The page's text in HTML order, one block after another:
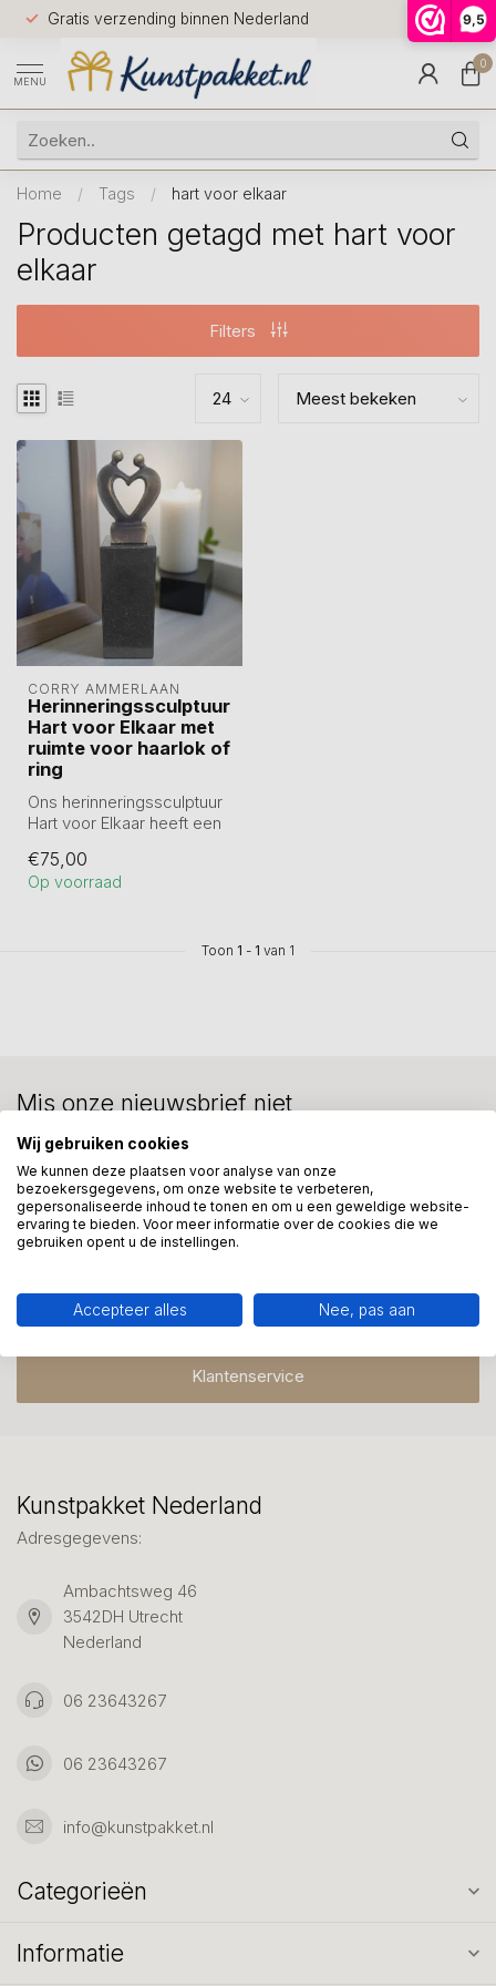
9,5
Gratis verzending binnen Nederland
Voor
huis
9.5
MENU
0
Home / Tags / hart voor elkaar
Producten getagd met hart voor
elkaar
Filters
CORRY AMMERLAAN
Herinneringssculptuur
Hart voor Elkaar met
ruimte voor haarlok of
ring
Ons herinneringssculptuur
Hart voor Elkaar heeft een
he...
€75,00
Op voorraad
Toon 1 - 1 van 1
We helpen graag met uw keuze of geven advies, bel of app
ons 7 dagen per week: 06-23643267
Klantenservice
Mis onze nieuwsbrief niet
Kunstpakket Nederland
Adresgegevens:
Ambachtsweg 46
3542DH Utrecht
Nederland
06 23643267
06 23643267
info@kunstpakket.nl
Categorieën
Informatie
Wij gebruiken cookies
We kunnen deze plaatsen voor analyse van onze
bezoekersgegevens, om onze website te verbeteren,
gepersonaliseerde inhoud te tonen en om u een geweldige website-
ervaring te bieden. Voor meer informatie over de cookies die we
gebruiken opent u de instellingen.
Accepteer alles Nee, pas aan